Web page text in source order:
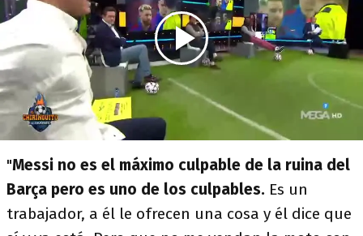
"Messi no es el máximo culpable de la ruina del
Barça pero es uno de los culpables. Es un
trabajador, a él le ofrecen una cosa y él dice que